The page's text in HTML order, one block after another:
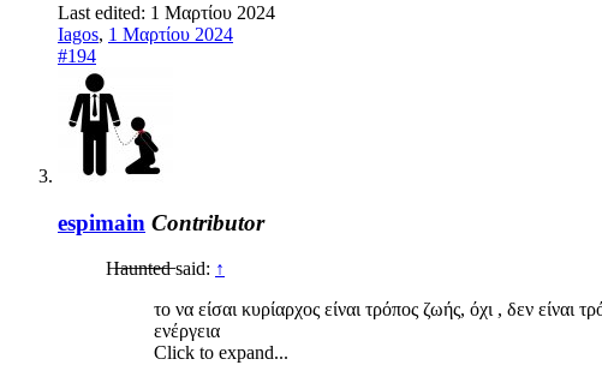
Last edited: 1 Μαρτίου 2024
Iagos, 1 Μαρτίου 2024
#194
espimain Contributor
H̶a̶u̶n̶t̶e̶d̶ said: ↑
το να είσαι κυρίαρχος είναι τρόπος ζωής, όχι , δεν
ενέργεια
Click to expand...